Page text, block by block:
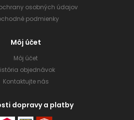
osobných údajov
podmienky
Môj účet
Môj účet
objednávok
Kontaktujte nás
dopravy a platby